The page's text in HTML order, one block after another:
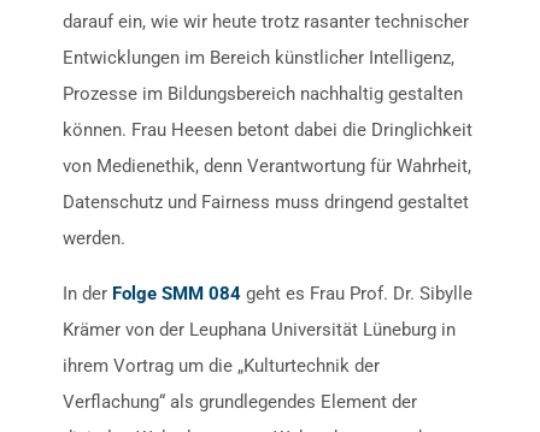
darauf ein, wie wir heute trotz rasanter technischer
Entwicklungen im Bereich künstlicher Intelligenz,
Prozesse im Bildungsbereich nachhaltig gestalten
können. Frau Heesen betont dabei die Dringlichkeit
von Medienethik, denn Verantwortung für Wahrheit,
Datenschutz und Fairness muss dringend gestaltet
werden.
In der Folge SMM 084 geht es Frau Prof. Dr. Sibylle
Krämer von der Leuphana Universität Lüneburg in
ihrem Vortrag um die „Kulturtechnik der
Verflachung“ als grundlegendes Element der